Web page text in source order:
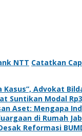
NTT Catatkan
Kasus”, Advokat
Suntikan Modal
Aset: Mengapa
di Rumah
Reformasi